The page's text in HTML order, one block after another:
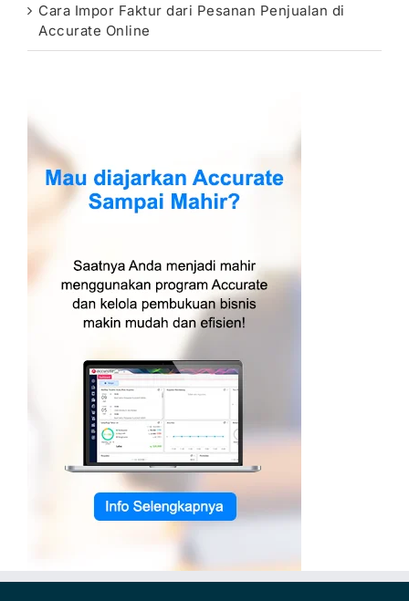
Cara Impor Faktur dari Pesanan Penjualan di
Accurate Online